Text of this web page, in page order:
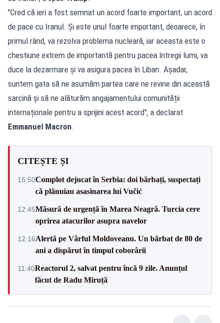
"Cred că ieri a fost semnat un acord foarte important, un acord
de pace cu Iranul. Și este unul foarte important, deoarece, în
primul rând, va rezolva problema nucleară, iar aceasta este o
chestiune extrem de importantă pentru pacea întregii lumi, va
duce la dezarmare și va asigura pacea în Liban. Așadar,
suntem gata să ne asumăm partea care ne revine din această
sarcină și să ne alăturăm angajamentului comunității
internaționale pentru a sprijini acest acord", a declarat
Emmanuel Macron.
CITEȘTE ȘI
15:50Complot dejucat în Serbia: doi bărbați, suspectați
că plănuiau asasinarea lui Vučić
12:45Măsură de urgență în Marea Neagră. Turcia cere
oprirea atacurilor asupra navelor
12:16Alertă pe Vârful Moldoveanu. Un bărbat de 80 de
ani a dispărut în timpul coborârii
11:40Reactorul 2, salvat pentru încă 9 zile. Anunțul
făcut de Radu Miruță